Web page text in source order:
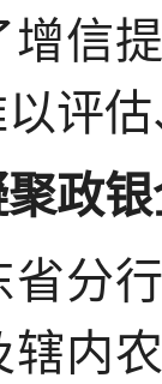
信
评
政
分
内